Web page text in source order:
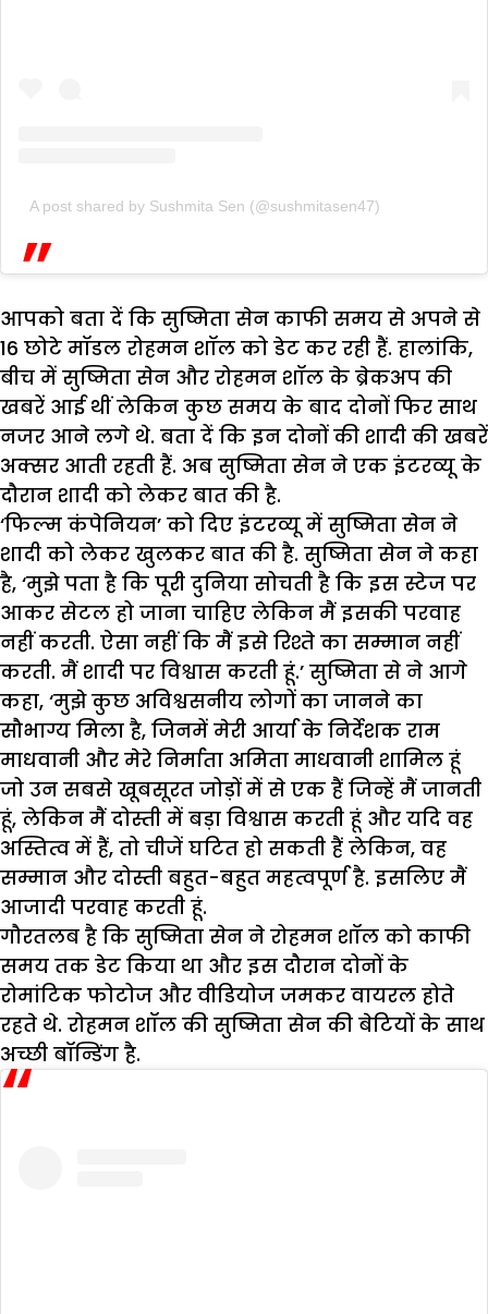
A post shared by Sushmita Sen (@sushmitasen47)
आपको बता दें कि सुष्मिता सेन काफी समय से अपने से
16 छोटे मॉडल रोहमन शॉल को डेट कर रही हैं. हालांकि,
बीच में सुष्मिता सेन और रोहमन शॉल के ब्रेकअप की
खबरें आई थीं लेकिन कुछ समय के बाद दोनों फिर साथ
नजर आने लगे थे. बता दें कि इन दोनों की शादी की खबरें
अक्सर आती रहती हैं. अब सुष्मिता सेन ने एक इंटरव्यू के
दौरान शादी को लेकर बात की है.
‘फिल्म कंपेनियन’ को दिए इंटरव्यू में सुष्मिता सेन ने
शादी को लेकर खुलकर बात की है. सुष्मिता सेन ने कहा
है, ‘मुझे पता है कि पूरी दुनिया सोचती है कि इस स्टेज पर
आकर सेटल हो जाना चाहिए लेकिन मैं इसकी परवाह
नहीं करती. ऐसा नहीं कि मैं इसे रिश्ते का सम्मान नहीं
करती. मैं शादी पर विश्वास करती हूं.’ सुष्मिता से ने आगे
कहा, ‘मुझे कुछ अविश्वसनीय लोगों का जानने का
सौभाग्य मिला है, जिनमें मेरी आर्या के निर्देशक राम
माधवानी और मेरे निर्माता अमिता माधवानी शामिल हूं
जो उन सबसे खूबसूरत जोड़ों में से एक हैं जिन्हें मैं जानती
हूं, लेकिन मैं दोस्ती में बड़ा विश्वास करती हूं और यदि वह
अस्तित्व में हैं, तो चीजें घटित हो सकती हैं लेकिन, वह
सम्मान और दोस्ती बहुत-बहुत महत्वपूर्ण है. इसलिए मैं
आजादी परवाह करती हूं.
गौरतलब है कि सुष्मिता सेन ने रोहमन शॉल को काफी
समय तक डेट किया था और इस दौरान दोनों के
रोमांटिक फोटोज और वीडियोज जमकर वायरल होते
रहते थे. रोहमन शॉल की सुष्मिता सेन की बेटियों के साथ
अच्छी बॉन्डिंग है.